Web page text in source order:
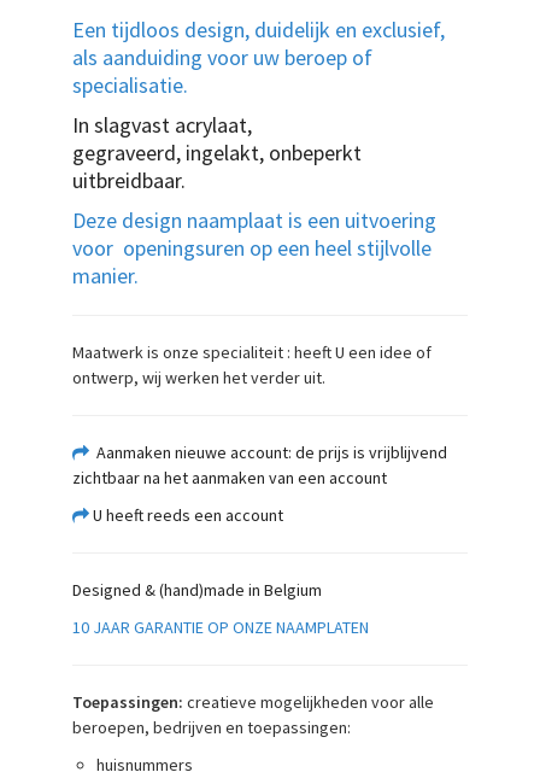
Een tijdloos design, duidelijk en exclusief,
als aanduiding voor uw beroep of
specialisatie.
In slagvast acrylaat,
gegraveerd, ingelakt, onbeperkt
uitbreidbaar.
Deze design naamplaat is een uitvoering
voor openingsuren op een heel stijlvolle
manier.
Maatwerk is onze specialiteit : heeft U een idee of
ontwerp, wij werken het verder uit.
Aanmaken nieuwe account: de prijs is vrijblijvend
zichtbaar na het aanmaken van een account
U heeft reeds een account
Designed & (hand)made in Belgium
10 JAAR GARANTIE OP ONZE NAAMPLATEN
Toepassingen: creatieve mogelijkheden voor alle
beroepen, bedrijven en toepassingen:
huisnummers